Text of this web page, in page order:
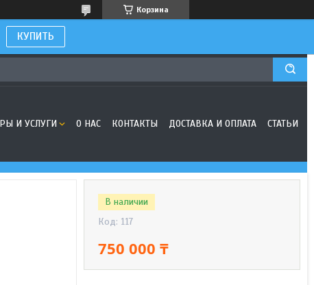
Корзина
КУПИТЬ
И УСЛУГИ О НАС КОНТАКТЫ ДОСТАВКА И ОПЛАТА СТАТЬИ
В наличии
Код: 117
750 000 ₸